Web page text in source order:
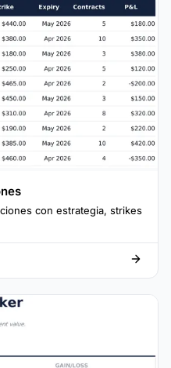
con estrategia, strikes